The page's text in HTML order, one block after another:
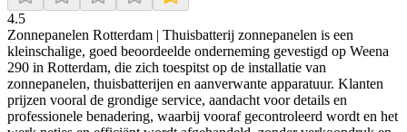
4.5
Zonnepanelen Rotterdam | Thuisbatterij zonnepanelen is een
kleinschalige, goed beoordeelde onderneming gevestigd op Weena
290 in Rotterdam, die zich toespitst op de installatie van
zonnepanelen, thuisbatterijen en aanverwante apparatuur. Klanten
prijzen vooral de grondige service, aandacht voor details en
professionele benadering, waarbij vooraf gecontroleerd wordt en het